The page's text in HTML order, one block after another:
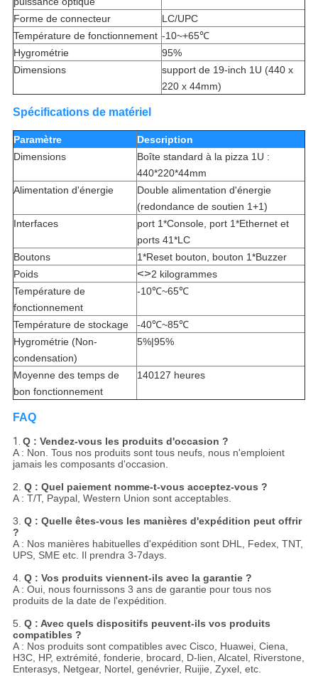
Forme de connecteur
LC/UPC
Température de fonctionnement -10~+65℃
Hygrométrie
95%
Dimensions
support de 19-inch 1U (440 x
220 x 44mm)
Spécifications de matériel
Paramètre
Description
Dimensions
Boîte standard à la pizza 1U :
440*220*44mm
Alimentation d'énergie
Double alimentation d'énergie
(redondance de soutien 1+1)
Interfaces
port 1*Console, port 1*Ethernet et
ports 41*LC
Boutons
1*Reset bouton, bouton 1*Buzzer
Poids
<>2 kilogrammes
Température de
fonctionnement
-10℃~65℃
Température de stockage
-40℃~85℃
Hygrométrie (Non-
condensation)
5%|95%
Moyenne des temps de
bon fonctionnement
140127 heures
FAQ
1. Q : Vendez-vous les produits d'occasion ?
A : Non. Tous nos produits sont tous neufs, nous n'emploient
jamais les composants d'occasion.
2. Q : Quel paiement nomme-t-vous acceptez-vous ?
A : T/T, Paypal, Western Union sont acceptables.
3. Q : Quelle êtes-vous les manières d'expédition peut offrir
?
A : Nos manières habituelles d'expédition sont DHL, Fedex, TNT,
UPS, SME etc. Il prendra 3-7days.
4. Q : Vos produits viennent-ils avec la garantie ?
A : Oui, nous fournissons 3 ans de garantie pour tous nos
produits de la date de l'expédition.
5. Q : Avec quels dispositifs peuvent-ils vos produits
compatibles ?
A : Nos produits sont compatibles avec Cisco, Huawei, Ciena,
H3C, HP, extrémité, fonderie, brocard, D-lien, Alcatel, Riverstone,
Enterasys, Netgear, Nortel, genévrier, Ruijie, Zyxel, etc.